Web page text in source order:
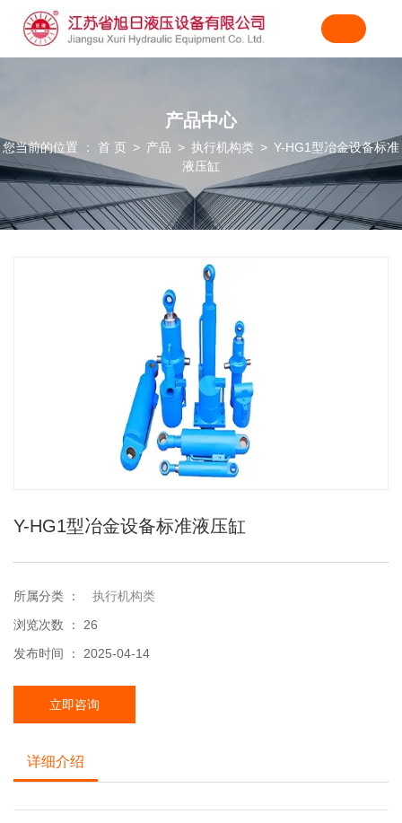
产品中心
您当前的位置 ： 首 页 > 产品 > 执行机构类 > Y-HG1型冶金设备标准
液压缸
Y-HG1型冶金设备标准液压缸
所属分类 ：
执行机构类
浏览次数 ： 26
发布时间 ： 2025-04-14
立即咨询
详细介绍